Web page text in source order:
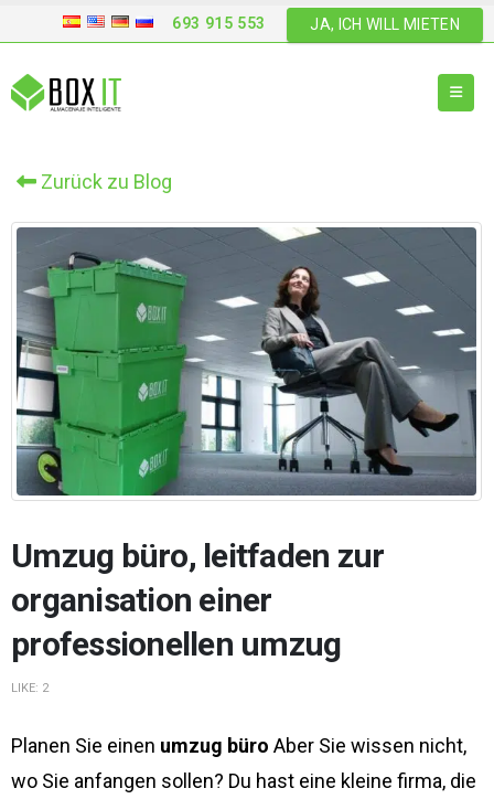
693 915 553 JA, ICH WILL MIETEN
Zurück zu Blog
Umzug büro, leitfaden zur
organisation einer
professionellen umzug
LIKE: 2
Planen Sie einen umzug büro Aber Sie wissen nicht,
wo Sie anfangen sollen? Du hast eine kleine firma, die